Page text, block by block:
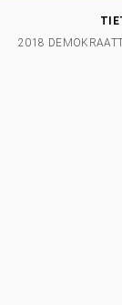
2018